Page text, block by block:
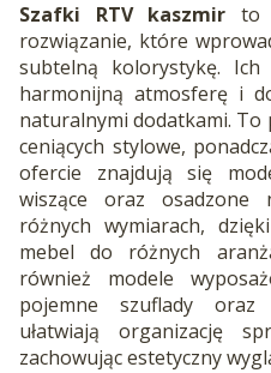
Szafki RTV kaszmir to
rozwiązanie, które
subtelną kolorystykę.
harmonijną atmosferę i
naturalnymi dodatkami. To
ceniących stylowe,
ofercie znajdują się
wiszące oraz osadzone
różnych wymiarach,
mebel do różnych
również modele
pojemne szuflady
ułatwiają organizację
zachowując estetyczny